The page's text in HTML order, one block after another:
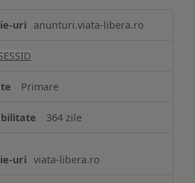
anunturi.viata-libera.ro
Primare
364 zile
viata-libera.ro